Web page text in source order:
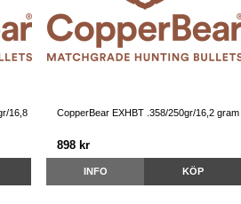
16,8
CopperBear EXHBT .358/250gr/16,2 gram
898 kr
INFO KÖP